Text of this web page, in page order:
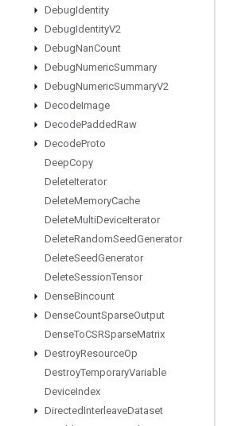
DebugIdentity
DebugIdentityV2
DebugNanCount
DebugNumericSummary
DebugNumericSummaryV2
DecodeImage
DecodePaddedRaw
DecodeProto
DeepCopy
DeleteIterator
DeleteMemoryCache
DeleteMultiDeviceIterator
DeleteRandomSeedGenerator
DeleteSeedGenerator
DeleteSessionTensor
DenseBincount
DenseCountSparseOutput
DenseToCSRSparseMatrix
DestroyResourceOp
DestroyTemporaryVariable
DeviceIndex
DirectedInterleaveDataset